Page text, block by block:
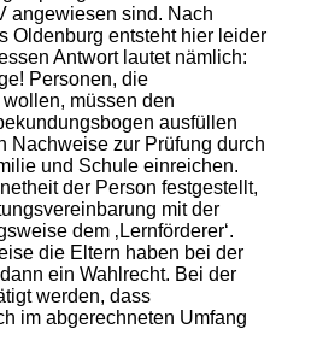
angewiesen sind. Nach
Oldenburg entsteht hier leider
Antwort lautet nämlich:
Personen, die
müssen den
ausfüllen
Nachweise zur Prüfung durch
und Schule einreichen.
der Person festgestellt,
mit der
dem ‚Lernförderer‘.
die Eltern haben bei der
ein Wahlrecht. Bei der
werden, dass
im abgerechneten Umfang